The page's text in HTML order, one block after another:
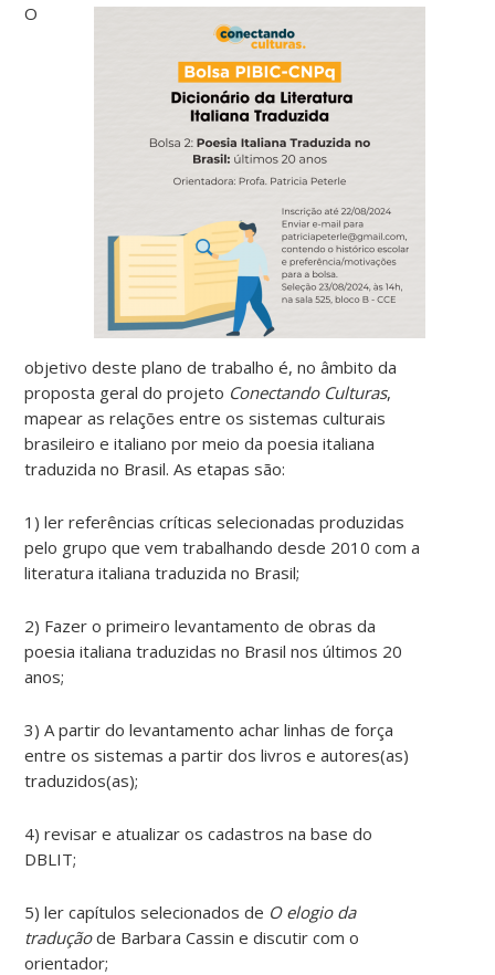
O
objetivo deste plano de trabalho é, no âmbito da
proposta geral do projeto Conectando Culturas,
mapear as relações entre os sistemas culturais
brasileiro e italiano por meio da poesia italiana
traduzida no Brasil. As etapas são:
1) ler referências críticas selecionadas produzidas
pelo grupo que vem trabalhando desde 2010 com a
literatura italiana traduzida no Brasil;
2) Fazer o primeiro levantamento de obras da
poesia italiana traduzidas no Brasil nos últimos 20
anos;
3) A partir do levantamento achar linhas de força
entre os sistemas a partir dos livros e autores(as)
traduzidos(as);
4) revisar e atualizar os cadastros na base do
DBLIT;
5) ler capítulos selecionados de O elogio da
tradução de Barbara Cassin e discutir com o
orientador;